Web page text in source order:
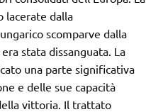
lacerate dalla
scomparve dalla
stata dissanguata. La
una parte significativa
e delle sue capacità
vittoria. Il trattato